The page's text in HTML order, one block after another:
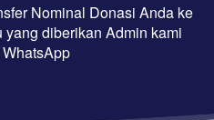
Nominal Donasi Anda ke
diberikan Admin kami